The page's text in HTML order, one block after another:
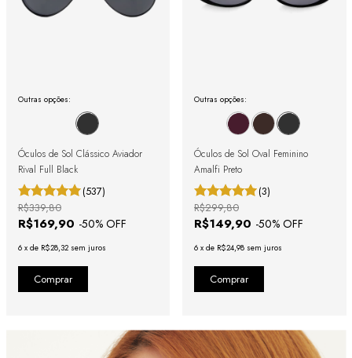
Outras opções:
Óculos de Sol Clássico Aviador
Rival Full Black
(537)
R$169,90 -50% OFF
R$339,80
6 x de R$28,32 sem juros
Outras opções:
Óculos de Sol Oval Feminino
Amalfi Preto
(3)
R$149,90 -50% OFF
R$299,80
6 x de R$24,98 sem juros